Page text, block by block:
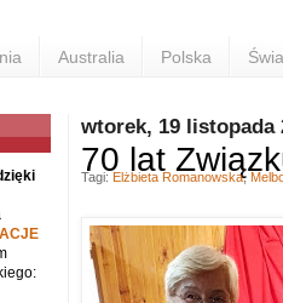
Australia Polska
wtorek, 19 listopada
70 lat
Tagi: Elżbieta Romanowska,